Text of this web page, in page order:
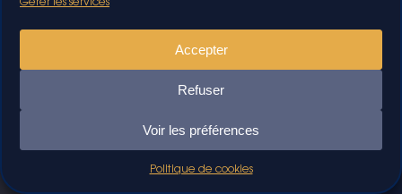
Gérer les services
Accepter
Refuser
Voir les préférences
Politique de cookies
Orianne Ponce
Responsable administrative et financière &